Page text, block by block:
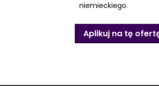
niemieckiego.
Aplikuj na tę